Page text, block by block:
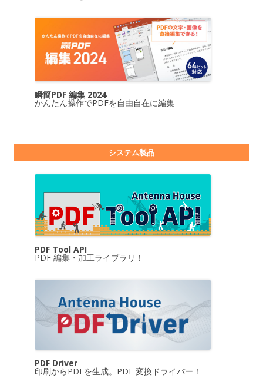
瞬簡PDF 編集 2024
かんたん操作でPDFを自由自在に編集
システム製品
PDF Tool API
PDF 編集・加工ライブラリ！
PDF Driver
印刷からPDFを生成。PDF 変換ドライバー！